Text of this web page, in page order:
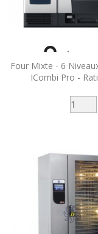
Four Mixte - 6
ICombi Pro -
